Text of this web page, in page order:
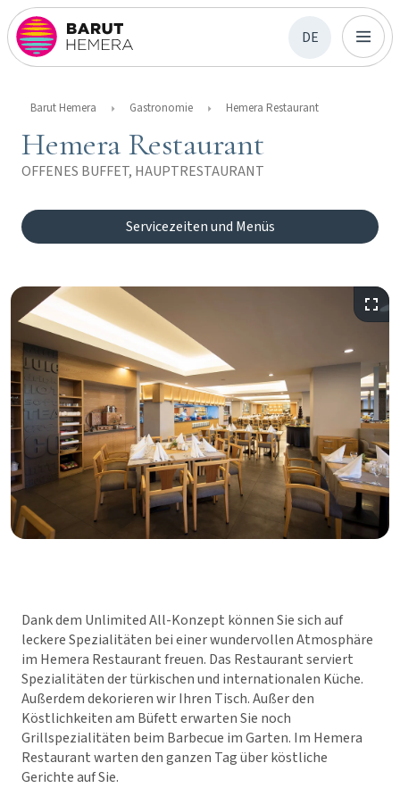
DE
Barut Hemera Gastronomie Hemera Restaurant
Hemera Restaurant
OFFENES BUFFET, HAUPTRESTAURANT
Servicezeiten und Menüs
Dank dem Unlimited All-Konzept können Sie sich auf
leckere Spezialitäten bei einer wundervollen Atmosphäre
im Hemera Restaurant freuen. Das Restaurant serviert
Spezialitäten der türkischen und internationalen Küche.
Außerdem dekorieren wir Ihren Tisch. Außer den
Köstlichkeiten am Büfett erwarten Sie noch
Grillspezialitäten beim Barbecue im Garten. Im Hemera
Restaurant warten den ganzen Tag über köstliche
Gerichte auf Sie.